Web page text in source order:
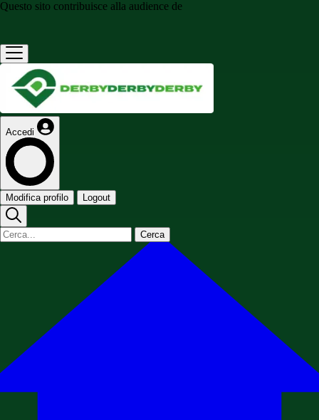
Questo sito contribuisce alla audience de
Accedi
Modifica profilo Logout
Cerca